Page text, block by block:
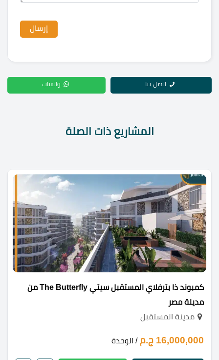
اتصل بنا واتساب
المشاريع ذات الصلة
كمبوند ذا بترفلاي المستقبل سيتي The Butterfly من
مدينة مصر
مدينة المستقبل
16,000,000 ج.م / الوحدة